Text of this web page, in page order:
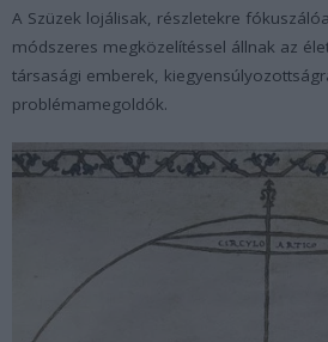
A Szüzek lojálisak, részletekre
módszeres megközelítéssel állnak az
társasági emberek,
problémamegoldók.